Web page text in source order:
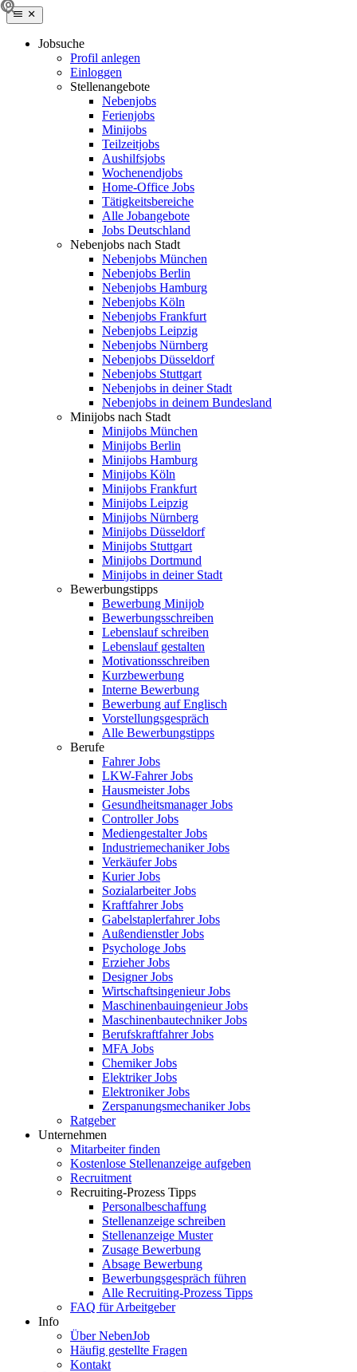
Jobsuche
Profil anlegen
Einloggen
Stellenangebote
Nebenjobs
Ferienjobs
Minijobs
Teilzeitjobs
Aushilfsjobs
Wochenendjobs
Home-Office Jobs
Tätigkeitsbereiche
Alle Jobangebote
Jobs Deutschland
Nebenjobs nach Stadt
Nebenjobs München
Nebenjobs Berlin
Nebenjobs Hamburg
Nebenjobs Köln
Nebenjobs Frankfurt
Nebenjobs Leipzig
Nebenjobs Nürnberg
Nebenjobs Düsseldorf
Nebenjobs Stuttgart
Nebenjobs in deiner Stadt
Nebenjobs in deinem Bundesland
Minijobs nach Stadt
Minijobs München
Minijobs Berlin
Minijobs Hamburg
Minijobs Köln
Minijobs Frankfurt
Minijobs Leipzig
Minijobs Nürnberg
Minijobs Düsseldorf
Minijobs Stuttgart
Minijobs Dortmund
Minijobs in deiner Stadt
Bewerbungstipps
Bewerbung Minijob
Bewerbungsschreiben
Lebenslauf schreiben
Lebenslauf gestalten
Motivationsschreiben
Kurzbewerbung
Interne Bewerbung
Bewerbung auf Englisch
Vorstellungsgespräch
Alle Bewerbungstipps
Berufe
Fahrer Jobs
LKW-Fahrer Jobs
Hausmeister Jobs
Gesundheitsmanager Jobs
Controller Jobs
Mediengestalter Jobs
Industriemechaniker Jobs
Verkäufer Jobs
Kurier Jobs
Sozialarbeiter Jobs
Kraftfahrer Jobs
Gabelstaplerfahrer Jobs
Außendienstler Jobs
Psychologe Jobs
Erzieher Jobs
Designer Jobs
Wirtschaftsingenieur Jobs
Maschinenbauingenieur Jobs
Maschinenbautechniker Jobs
Berufskraftfahrer Jobs
MFA Jobs
Chemiker Jobs
Elektriker Jobs
Elektroniker Jobs
Zerspanungsmechaniker Jobs
Ratgeber
Unternehmen
Mitarbeiter finden
Kostenlose Stellenanzeige aufgeben
Recruitment
Recruiting-Prozess Tipps
Personalbeschaffung
Stellenanzeige schreiben
Stellenanzeige Muster
Zusage Bewerbung
Absage Bewerbung
Bewerbungsgespräch führen
Alle Recruiting-Prozess Tipps
FAQ für Arbeitgeber
Info
Über NebenJob
Häufig gestellte Fragen
Kontakt